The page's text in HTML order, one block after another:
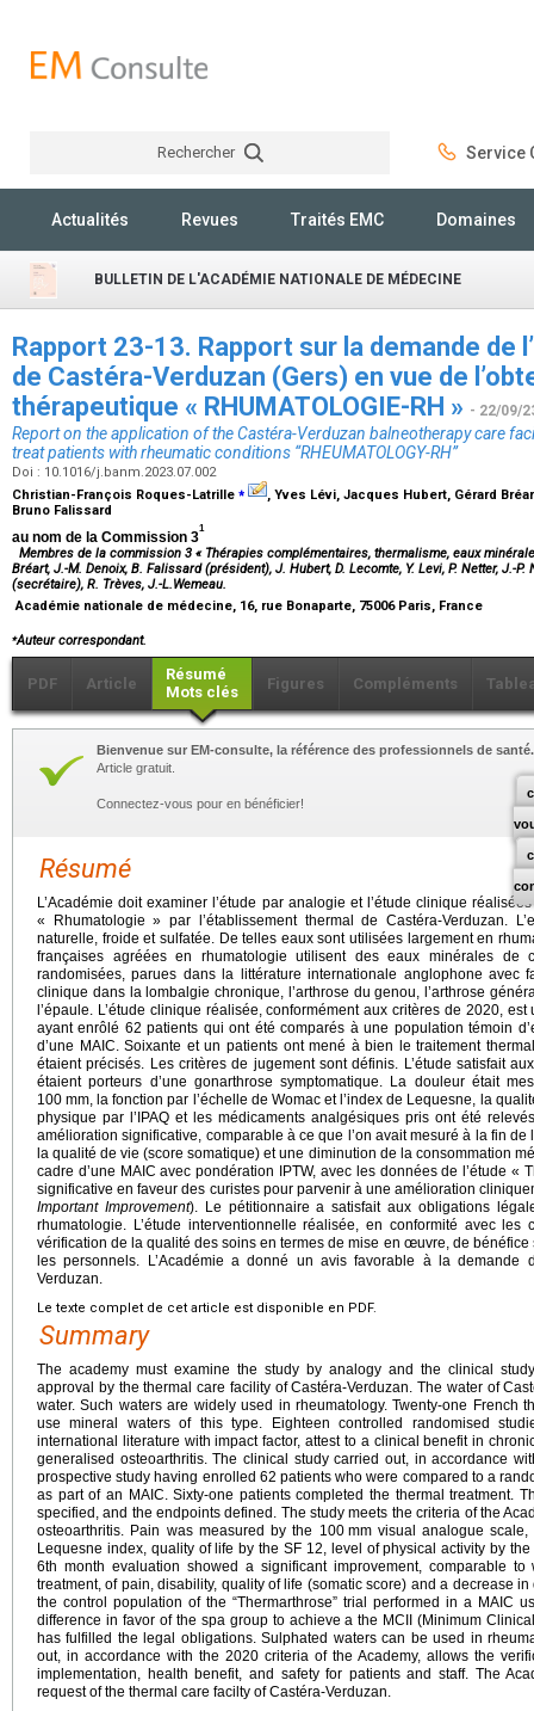
Rechercher Service
Actualités Revues Traités EMC Domaines
BULLETIN DE L'ACADÉMIE NATIONALE DE MÉDECINE
Rapport 23-13. Rapport sur la demande de
de Castéra-Verduzan (Gers) en vue de
thérapeutique « RHUMATOLOGIE-RH » - 22/09/
Report on the application of the Castéra-Verduzan balneotherapy care
treat patients with rheumatic conditions “RHEUMATOLOGY-RH”
Doi : 10.1016/j.banm.2023.07.002
Christian-François Roques-Latrille ⁎
, Yves Lévi, Jacques Hubert, Gérard
Bruno Falissard
au nom de la Commission 3
1
Membres de la commission 3 « Thérapies complémentaires, thermalisme, eaux
Bréart, J.-M. Denoix, B. Falissard (président), J. Hubert, D. Lecomte, Y. Levi, P. Netter, J.-P.
(secrétaire), R. Trèves, J.-L.Wemeau.
Académie nationale de médecine, 16, rue Bonaparte, 75006 Paris, France
⁎Auteur correspondant.
PDF Article
Résumé
Mots clés
Figures Compléments
Bienvenue sur EM-consulte, la référence des professionnels de santé.
Article gratuit.
Connectez-vous pour en bénéficier!
Résumé
L’Académie doit examiner l’étude par analogie et l’étude clinique
« Rhumatologie » par l’établissement thermal de Castéra-Verduzan.
naturelle, froide et sulfatée. De telles eaux sont utilisées largement en
françaises agréées en rhumatologie utilisent des eaux minérales de
randomisées, parues dans la littérature internationale anglophone avec
clinique dans la lombalgie chronique, l’arthrose du genou, l’arthrose
l’épaule. L’étude clinique réalisée, conformément aux critères de 2020,
ayant enrôlé 62 patients qui ont été comparés à une population témoin
d’une MAIC. Soixante et un patients ont mené à bien le traitement
étaient précisés. Les critères de jugement sont définis. L’étude satisfait
étaient porteurs d’une gonarthrose symptomatique. La douleur était
100 mm, la fonction par l’échelle de Womac et l’index de Lequesne, la
physique par l’IPAQ et les médicaments analgésiques pris ont été
amélioration significative, comparable à ce que l’on avait mesuré à la fin de
la qualité de vie (score somatique) et une diminution de la consommation
cadre d’une MAIC avec pondération IPTW, avec les données de l’étude «
significative en faveur des curistes pour parvenir à une amélioration
Important Improvement). Le pétitionnaire a satisfait aux obligations
rhumatologie. L’étude interventionnelle réalisée, en conformité avec les
vérification de la qualité des soins en termes de mise en œuvre, de
les personnels. L’Académie a donné un avis favorable à la demande
Verduzan.
Le texte complet de cet article est disponible en PDF.
Summary
The academy must examine the study by analogy and the clinical
approval by the thermal care facility of Castéra-Verduzan. The water of
water. Such waters are widely used in rheumatology. Twenty-one French
use mineral waters of this type. Eighteen controlled randomised
international literature with impact factor, attest to a clinical benefit in
generalised osteoarthritis. The clinical study carried out, in accordance
prospective study having enrolled 62 patients who were compared to a
as part of an MAIC. Sixty-one patients completed the thermal treatment.
specified, and the endpoints defined. The study meets the criteria of the
osteoarthritis. Pain was measured by the 100 mm visual analogue
Lequesne index, quality of life by the SF 12, level of physical activity by
6th month evaluation showed a significant improvement, comparable
treatment, of pain, disability, quality of life (somatic score) and a decrease
the control population of the “Thermarthrose” trial performed in a MAIC
difference in favor of the spa group to achieve a the MCII (Minimum
has fulfilled the legal obligations. Sulphated waters can be used in
out, in accordance with the 2020 criteria of the Academy, allows the
implementation, health benefit, and safety for patients and staff. The
request of the thermal care facilty of Castéra-Verduzan.